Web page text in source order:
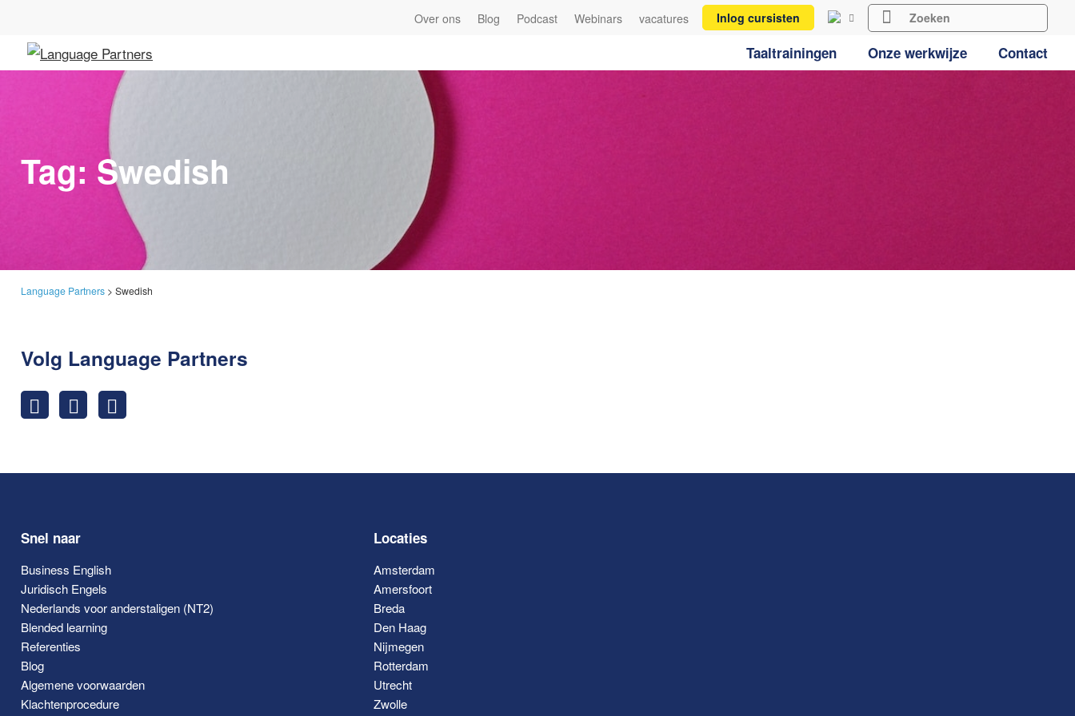
Over ons Blog Podcast Webinars vacatures Inlog cursisten
Taaltrainingen Onze werkwijze Contact
Tag: Swedish
Language Partners> Swedish
Volg Language Partners
Snel naar
Business English
Juridisch Engels
Nederlands voor anderstaligen (NT2)
Blended learning
Referenties
Blog
Algemene voorwaarden
Klachtenprocedure
Locaties
Amsterdam
Amersfoort
Breda
Den Haag
Nijmegen
Rotterdam
Utrecht
Zwolle